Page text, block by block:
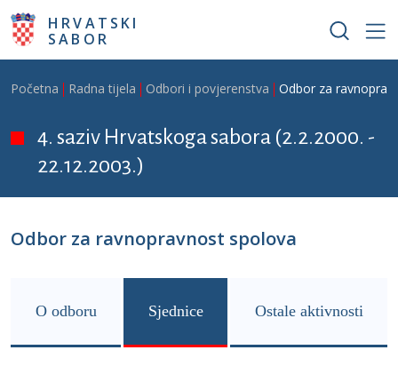
Skoči na glavni sadržaj
HRVATSKI
SABOR
Breadcrumb
Početna Radna tijela Odbori i povjerenstva Odbor za
4. saziv Hrvatskoga sabora (2.2.2000. -
22.12.2003.)
Odbor za ravnopravnost spolova
O odboru Sjednice Ostale aktivnosti